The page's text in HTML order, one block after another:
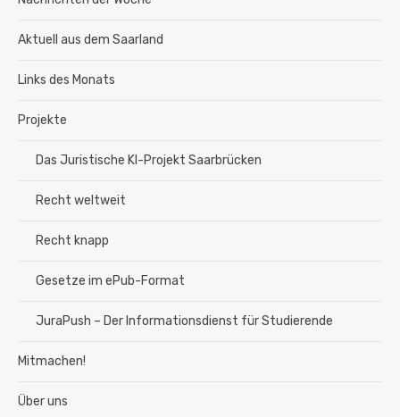
Aktuell aus dem Saarland
Links des Monats
Projekte
Das Juristische KI-Projekt Saarbrücken
Recht weltweit
Recht knapp
Gesetze im ePub-Format
JuraPush – Der Informationsdienst für Studierende
Mitmachen!
Über uns